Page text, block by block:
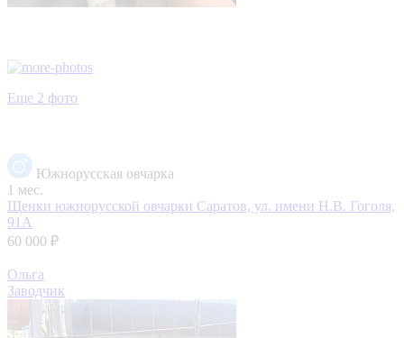
Еще 2 фото
Южнорусская овчарка
1 мес.
Щенки южнорусской овчарки Саратов, ул. имени Н.В. Гоголя,
91А
60 000 ₽
Ольга
Заводчик